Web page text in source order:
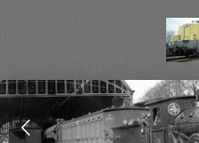
de
hoofdinhoud